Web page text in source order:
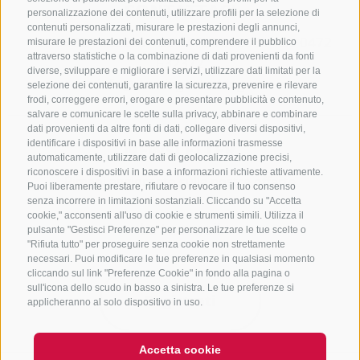
personalizzazione dei contenuti, utilizzare profili per la selezione di
contenuti personalizzati, misurare le prestazioni degli annunci,
misurare le prestazioni dei contenuti, comprendere il pubblico
attraverso statistiche o la combinazione di dati provenienti da fonti
diverse, sviluppare e migliorare i servizi, utilizzare dati limitati per la
selezione dei contenuti, garantire la sicurezza, prevenire e rilevare
frodi, correggere errori, erogare e presentare pubblicità e contenuto,
salvare e comunicare le scelte sulla privacy, abbinare e combinare
dati provenienti da altre fonti di dati, collegare diversi dispositivi,
identificare i dispositivi in base alle informazioni trasmesse
automaticamente, utilizzare dati di geolocalizzazione precisi,
riconoscere i dispositivi in base a informazioni richieste attivamente.
Puoi liberamente prestare, rifiutare o revocare il tuo consenso
senza incorrere in limitazioni sostanziali. Cliccando su "Accetta
cookie," acconsenti all'uso di cookie e strumenti simili. Utilizza il
pulsante "Gestisci Preferenze" per personalizzare le tue scelte o
"Rifiuta tutto" per proseguire senza cookie non strettamente
necessari. Puoi modificare le tue preferenze in qualsiasi momento
cliccando sul link "Preferenze Cookie" in fondo alla pagina o
sull'icona dello scudo in basso a sinistra. Le tue preferenze si
applicheranno al solo dispositivo in uso.
Accetta cookie
CONTATTACI
+39 0472 765325/+39 0472 760608/+39 0472
632372
info@sterzing-ratschings.it
NEWSLETTER
Rimani aggiornato sulle nostre offerte
Registrati